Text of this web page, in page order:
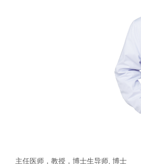
主任医师，教授，博士生导师, 博士